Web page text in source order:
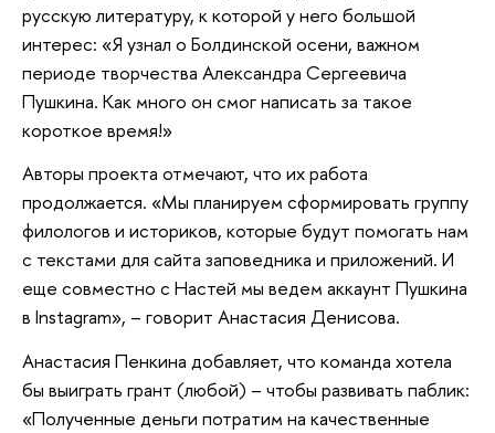
русскую литературу, к которой у него большой
интерес: «Я узнал о Болдинской осени, важном
периоде творчества Александра Сергеевича
Пушкина. Как много он смог написать за такое
короткое время!»
Авторы проекта отмечают, что их работа
продолжается. «Мы планируем сформировать группу
филологов и историков, которые будут помогать нам
с текстами для сайта заповедника и приложений. И
еще совместно с Настей мы ведем аккаунт Пушкина
в Instagram», – говорит Анастасия Денисова.
Анастасия Пенкина добавляет, что команда хотела
бы выиграть грант (любой) – чтобы развивать паблик:
«Полученные деньги потратим на качественные